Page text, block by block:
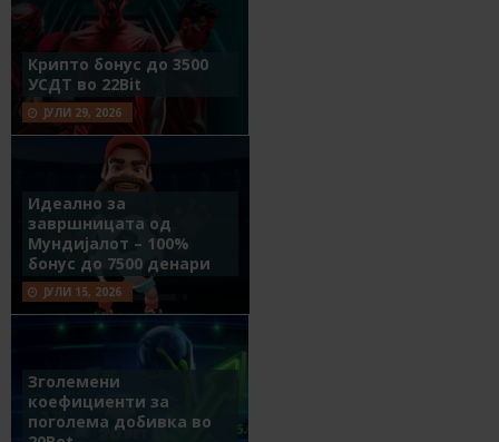
Крипто бонус до 3500
УСДТ во 22Bit
ЈУЛИ 29, 2026
Идеално за
завршницата од
Мундијалот – 100%
бонус до 7500 денари
ЈУЛИ 15, 2026
Зголемени
коефициенти за
поголема добивка во